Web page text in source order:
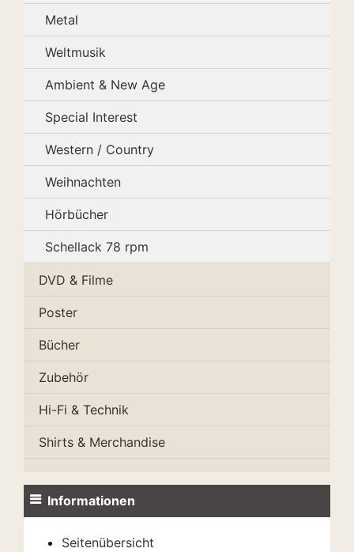
Metal
Weltmusik
Ambient & New Age
Special Interest
Western / Country
Weihnachten
Hörbücher
Schellack 78 rpm
DVD & Filme
Poster
Bücher
Zubehör
Hi-Fi & Technik
Shirts & Merchandise
Informationen
Seitenübersicht